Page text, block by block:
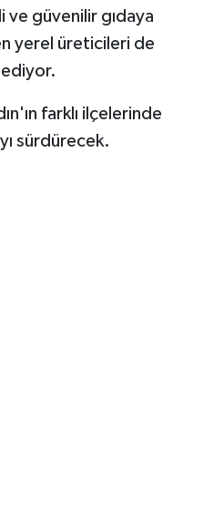
ve güvenilir gıdaya
yerel üreticileri de
farklı ilçelerinde
sürdürecek.